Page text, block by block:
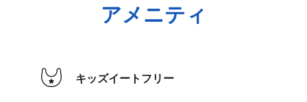
アメニティ
キッズイートフリー